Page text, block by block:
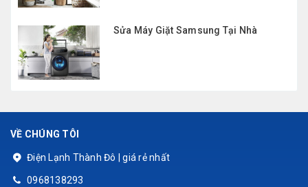
Sửa Máy Giặt Samsung Tại Nhà
VỀ CHÚNG TÔI
Điện Lạnh Thành Đô | giá rẻ nhất
0968138293